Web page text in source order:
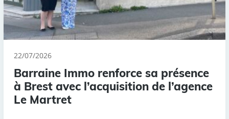
22/07/2026
Barraine Immo renforce sa présence
à Brest avec l’acquisition de l’agence
Le Martret